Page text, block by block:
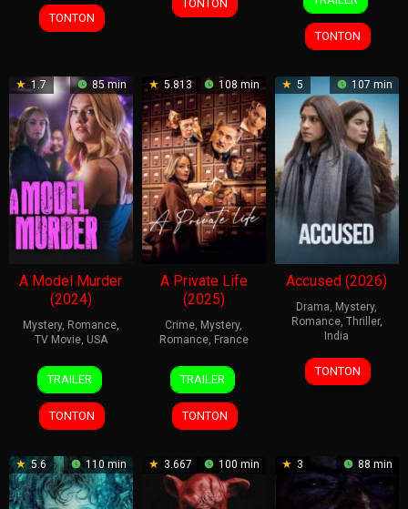
2005
TONTON
TONTON
Jan
2026
Lisa
Hayter
TONTON
1.7 85 min
A Model Murder
(2024)
Mystery, Romance,
TV Movie, USA
7
Apr
2024
Amy
Barrett
TRAILER
TONTON
5.813 108 min
A Private Life
(2025)
Crime, Mystery,
Romance, France
27
Sep
2025
Rebecca
Zlotowski
TRAILER
TONTON
5 107 min
Accused (2026)
Drama, Mystery,
Romance, Thriller,
India
27
Feb
Anubhuti
Kashyap
TONTON
5.6 110 min 3.667 100 min 3 88 min